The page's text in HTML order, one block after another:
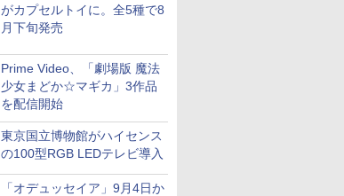
がカプセルトイに。全5種で8
月下旬発売
Prime Video、「劇場版 魔法
少女まどか☆マギカ」3作品
を配信開始
東京国立博物館がハイセンス
の100型RGB LEDテレビ導入
「オデュッセイア」9月4日か